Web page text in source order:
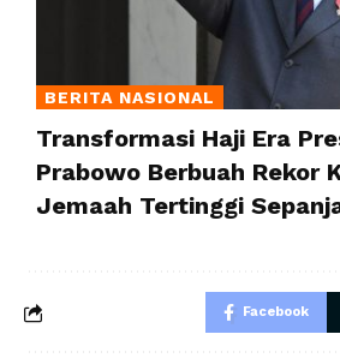
BERITA NASIONAL
Transformasi Haji Era
Prabowo Berbuah Rekor
Jemaah Tertinggi
Facebook